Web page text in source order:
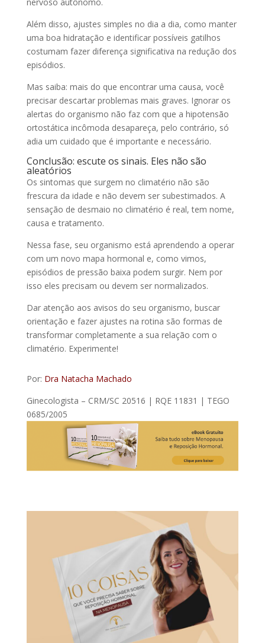
Além disso, ajustes simples no dia a dia, como manter
uma boa hidratação e identificar possíveis gatilhos
costumam fazer diferença significativa na redução dos
episódios.
Mas saiba: mais do que encontrar uma causa, você
precisar descartar problemas mais graves. Ignorar os
alertas do organismo não faz com que a hipotensão
ortostática incômoda desapareça, pelo contrário, só
adia um cuidado que é importante e necessário.
Conclusão: escute os sinais. Eles não são
aleatórios
Os sintomas que surgem no climatério não são
frescura da idade e não devem ser subestimados. A
sensação de desmaio no climatério é real, tem nome,
causa e tratamento.
Nessa fase, seu organismo está aprendendo a operar
com um novo mapa hormonal e, como vimos,
episódios de pressão baixa podem surgir. Nem por
isso eles precisam ou devem ser normalizados.
Dar atenção aos avisos do seu organismo, buscar
orientação e fazer ajustes na rotina são formas de
transformar completamente a sua relação com o
climatério. Experimente!
Por: Dra Natacha Machado
Ginecologista – CRM/SC 20516 | RQE 11831 | TEGO
0685/2005